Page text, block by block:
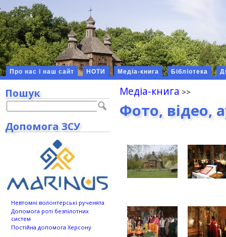
Про нас і наш сайт НОТИ Медіа-книга Бібліотека
Медіа-книга
Фото, відео,
Пошук
Допомога ЗСУ
Невтомні волонтерські рученята
Допомога роті безпілотних
систем
Постійна допомога Херсону